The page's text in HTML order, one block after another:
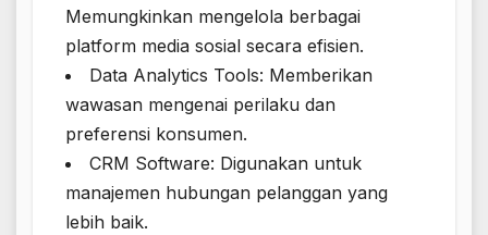
Memungkinkan mengelola berbagai
platform media sosial secara efisien.
Data Analytics Tools: Memberikan
wawasan mengenai perilaku dan
preferensi konsumen.
CRM Software: Digunakan untuk
manajemen hubungan pelanggan yang
lebih baik.